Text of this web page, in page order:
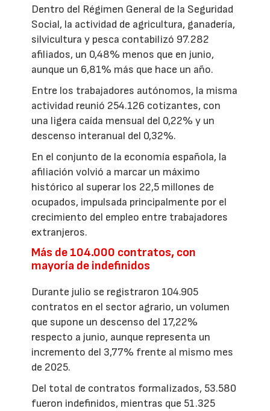
Dentro del Régimen General de la Seguridad
Social, la actividad de agricultura, ganadería,
silvicultura y pesca contabilizó 97.282
afiliados, un 0,48% menos que en junio,
aunque un 6,81% más que hace un año.
Entre los trabajadores autónomos, la misma
actividad reunió 254.126 cotizantes, con
una ligera caída mensual del 0,22% y un
descenso interanual del 0,32%.
En el conjunto de la economía española, la
afiliación volvió a marcar un máximo
histórico al superar los 22,5 millones de
ocupados, impulsada principalmente por el
crecimiento del empleo entre trabajadores
extranjeros.
Más de 104.000 contratos, con
mayoría de indefinidos
Durante julio se registraron 104.905
contratos en el sector agrario, un volumen
que supone un descenso del 17,22%
respecto a junio, aunque representa un
incremento del 3,77% frente al mismo mes
de 2025.
Del total de contratos formalizados, 53.580
fueron indefinidos, mientras que 51.325